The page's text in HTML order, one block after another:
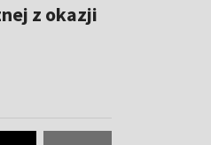
z okazji